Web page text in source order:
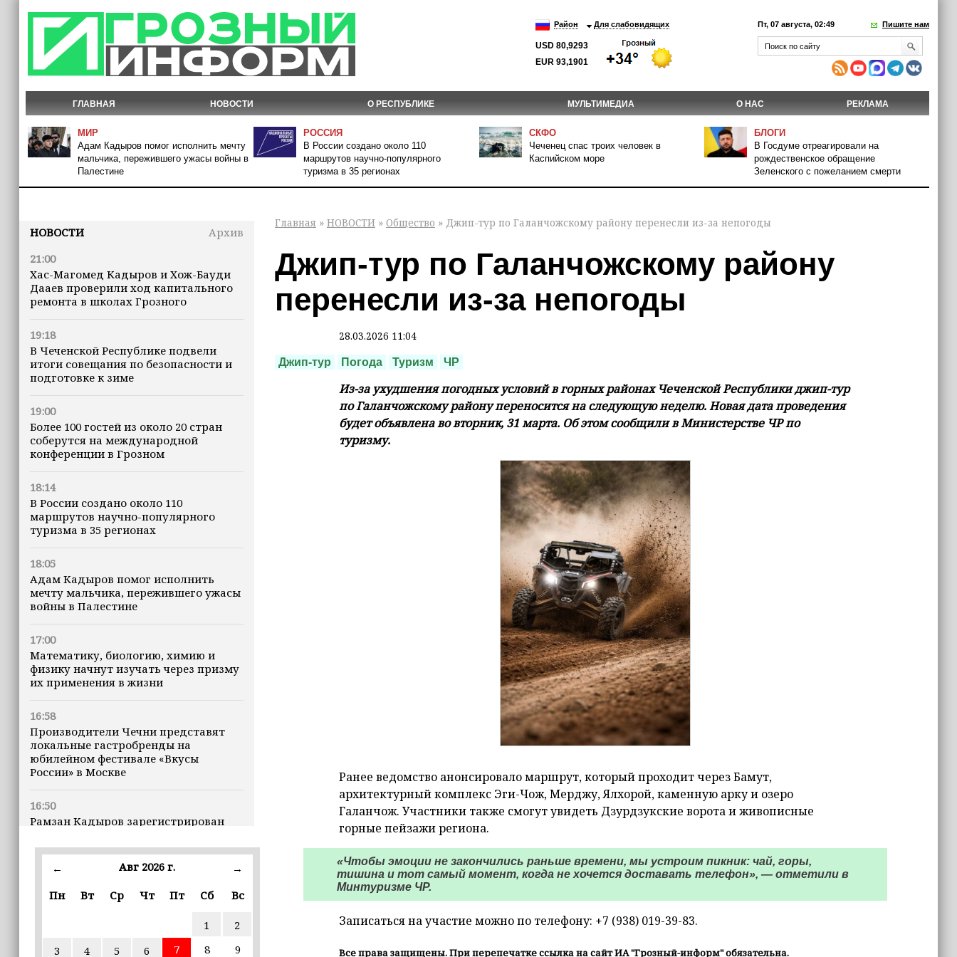
Район Для слабовидящих
USD 80,9293
EUR 93,1901
Пт, 07 августа, 02:49 Пишите нам
ГЛАВНАЯ НОВОСТИ О РЕСПУБЛИКЕ МУЛЬТИМЕДИА О НАС РЕКЛАМА
МИР
Адам Кадыров помог исполнить мечту
мальчика, пережившего ужасы войны в
Палестине
РОССИЯ
В России создано около 110
маршрутов научно-популярного
туризма в 35 регионах
СКФО
Чеченец спас троих человек в
Каспийском море
БЛОГИ
В Госдуме отреагировали на
рождественское обращение
Зеленского с пожеланием смерти
НОВОСТИ
Архив
21:00
Хас-Магомед Кадыров и Хож-Бауди
Дааев проверили ход капитального
ремонта в школах Грозного
19:18
В Чеченской Республике подвели
итоги совещания по безопасности и
подготовке к зиме
19:00
Более 100 гостей из около 20 стран
соберутся на международной
конференции в Грозном
18:14
В России создано около 110
маршрутов научно-популярного
туризма в 35 регионах
18:05
Адам Кадыров помог исполнить
мечту мальчика, пережившего ужасы
войны в Палестине
17:00
Математику, биологию, химию и
физику начнут изучать через призму
их применения в жизни
16:58
Производители Чечни представят
локальные гастробренды на
юбилейном фестивале «Вкусы
России» в Москве
16:50
Рамзан Кадыров зарегистрирован
16:47
землетрясения, рассказала
16:12
← Авг 2026 г.
→
Пн
Вт Ср Чт Пт Сб Вс
1
2
3
4 5 6 7 8
9
Главная » НОВОСТИ » Общество » Джип-тур по Галанчожскому району перенесли из-за непогоды
Джип-тур по Галанчожскому району
перенесли из-за непогоды
28.03.2026 11:04
Джип-тур Погода Туризм ЧР
Из-за ухудшения погодных условий в горных районах Чеченской Республики джип-тур
по Галанчожскому району переносится на следующую неделю. Новая дата проведения
будет объявлена во вторник, 31 марта. Об этом сообщили в Министерстве ЧР по
туризму.
Ранее ведомство анонсировало маршрут, который проходит через Бамут,
архитектурный комплекс Эги-Чож, Мерджу, Ялхорой, каменную арку и озеро
Галанчож. Участники также смогут увидеть Дзурдзукские ворота и живописные
горные пейзажи региона.
«Чтобы эмоции не закончились раньше времени, мы устроим пикник: чай, горы,
тишина и тот самый момент, когда не хочется доставать телефон», — отметили в
Минтуризме ЧР.
Записаться на участие можно по телефону: +7 (938) 019-39-83.
Все права защищены. При перепечатке ссылка на сайт ИА "Грозный-информ" обязательна.